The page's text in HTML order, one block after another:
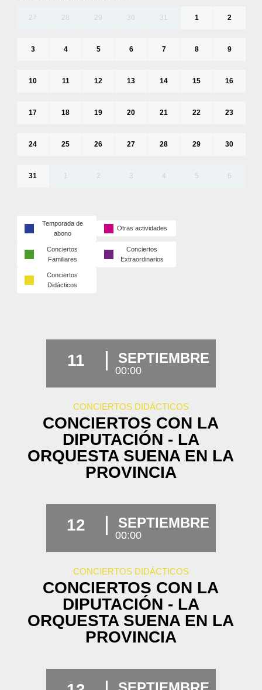
27 28 29 30 31 1 2
3 4 5 6 7 8 9
10 11 12 13 14 15 16
17 18 19 20 21 22 23
24 25 26 27 28 29 30
31 1 2 3 4 5 6
Temporada de
abono
Otras actividades
Conciertos
Familiares
Conciertos
Extraordinarios
Conciertos
Didácticos
11 SEPTIEMBRE
00:00
CONCIERTOS DIDÁCTICOS
CONCIERTOS CON LA
DIPUTACIÓN - LA
ORQUESTA SUENA EN LA
PROVINCIA
12 SEPTIEMBRE
00:00
CONCIERTOS DIDÁCTICOS
CONCIERTOS CON LA
DIPUTACIÓN - LA
ORQUESTA SUENA EN LA
PROVINCIA